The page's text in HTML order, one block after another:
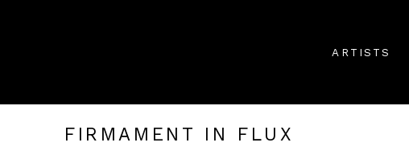
ARTISTS
FIRMAMENT IN FLUX